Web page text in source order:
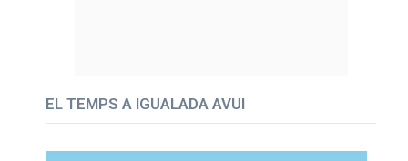
EL TEMPS A IGUALADA AVUI